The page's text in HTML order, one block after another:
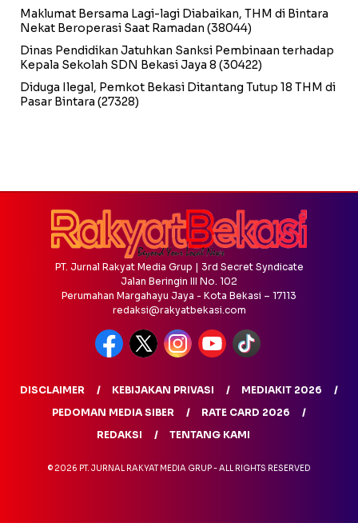
Maklumat Bersama Lagi-lagi Diabaikan, THM di Bintara
Nekat Beroperasi Saat Ramadan (38044)
Dinas Pendidikan Jatuhkan Sanksi Pembinaan terhadap
Kepala Sekolah SDN Bekasi Jaya 8 (30422)
Diduga Ilegal, Pemkot Bekasi Ditantang Tutup 18 THM di
Pasar Bintara (27328)
PT. Jurnal Rakyat Media Grup | 3rd Secret Syndicate
Jalan Beringin III No. 102
Perumahan Margahayu Jaya - Kota Bekasi – 17113
redaksi@rakyatbekasi.com
DISCLAIMER KEBIJAKAN PRIVASI
MEDIAKIT 2026
PEDOMAN MEDIA SIBER
RATE CARD 2026
REDAKSI
TENTANG KAMI
© 2026 PT. JURNAL RAKYAT MEDIA GRUP - ALL RIGHTS RESERVED